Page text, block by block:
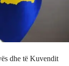
dhe të Kuvendit